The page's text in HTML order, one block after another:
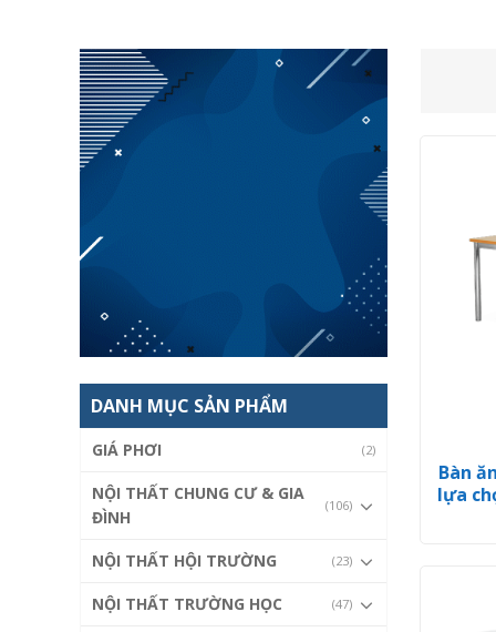
DANH MỤC SẢN PHẨM
GIÁ PHƠI (2)
NỘI THẤT CHUNG CƯ & GIA
ĐÌNH
(106)
NỘI THẤT HỘI TRƯỜNG (23)
NỘI THẤT TRƯỜNG HỌC (47)
Bàn
lựa